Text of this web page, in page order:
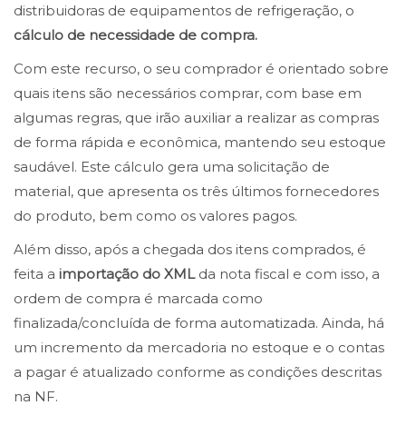
distribuidoras de equipamentos de refrigeração, o
cálculo de necessidade de compra.
Com este recurso, o seu comprador é orientado sobre
quais itens são necessários comprar, com base em
algumas regras, que irão auxiliar a realizar as compras
de forma rápida e econômica, mantendo seu estoque
saudável. Este cálculo gera uma solicitação de
material, que apresenta os três últimos fornecedores
do produto, bem como os valores pagos.
Além disso, após a chegada dos itens comprados, é
feita a importação do XMLda nota fiscal e com isso, a
ordem de compra é marcada como
finalizada/concluída de forma automatizada. Ainda, há
um incremento da mercadoria no estoque e o contas
a pagar é atualizado conforme as condições descritas
na NF.